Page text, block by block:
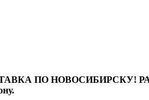
ПО НОВОСИБИРСКУ!